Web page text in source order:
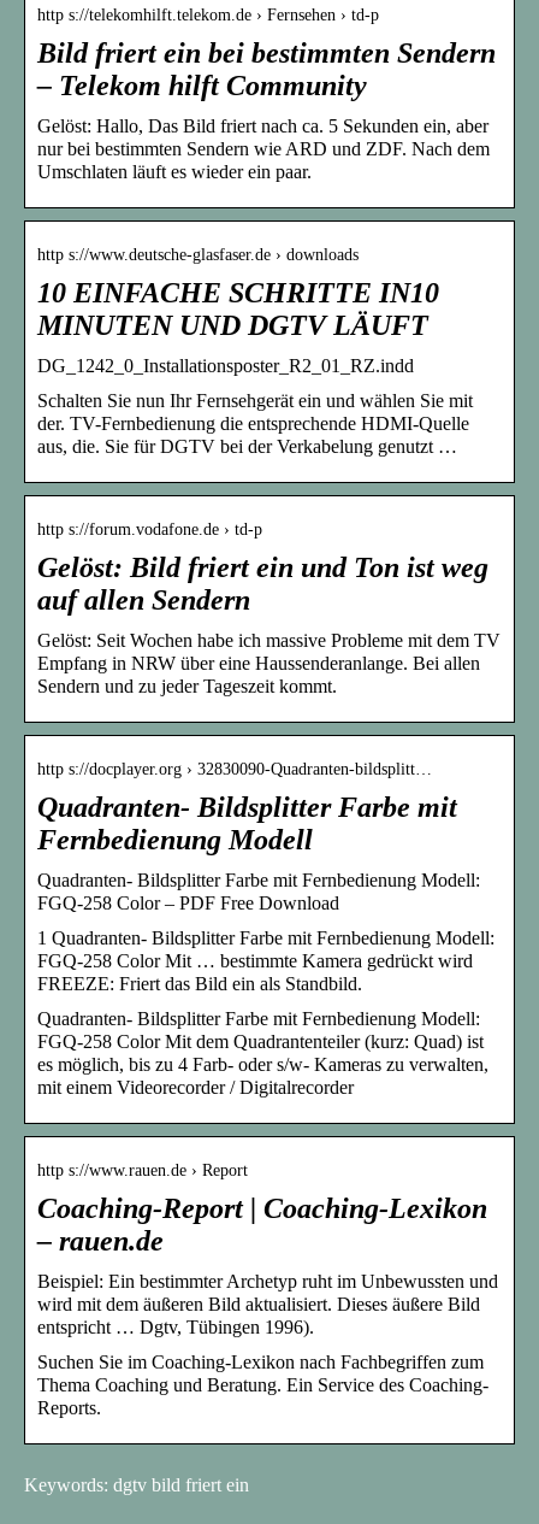
http s://telekomhilft.telekom.de › Fernsehen › td-p
Bild friert ein bei bestimmten Sendern
– Telekom hilft Community
Gelöst: Hallo, Das Bild friert nach ca. 5 Sekunden ein, aber
nur bei bestimmten Sendern wie ARD und ZDF. Nach dem
Umschlaten läuft es wieder ein paar.
http s://www.deutsche-glasfaser.de › downloads
10 EINFACHE SCHRITTE IN10
MINUTEN UND DGTV LÄUFT
DG_1242_0_Installationsposter_R2_01_RZ.indd
Schalten Sie nun Ihr Fernsehgerät ein und wählen Sie mit
der. TV-Fernbedienung die entsprechende HDMI-Quelle
aus, die. Sie für DGTV bei der Verkabelung genutzt …
http s://forum.vodafone.de › td-p
Gelöst: Bild friert ein und Ton ist weg
auf allen Sendern
Gelöst: Seit Wochen habe ich massive Probleme mit dem TV
Empfang in NRW über eine Haussenderanlange. Bei allen
Sendern und zu jeder Tageszeit kommt.
http s://docplayer.org › 32830090-Quadranten-bildsplitt…
Quadranten- Bildsplitter Farbe mit
Fernbedienung Modell
Quadranten- Bildsplitter Farbe mit Fernbedienung Modell:
FGQ-258 Color – PDF Free Download
1 Quadranten- Bildsplitter Farbe mit Fernbedienung Modell:
FGQ-258 Color Mit … bestimmte Kamera gedrückt wird
FREEZE: Friert das Bild ein als Standbild.
Quadranten- Bildsplitter Farbe mit Fernbedienung Modell:
FGQ-258 Color Mit dem Quadrantenteiler (kurz: Quad) ist
es möglich, bis zu 4 Farb- oder s/w- Kameras zu verwalten,
mit einem Videorecorder / Digitalrecorder
http s://www.rauen.de › Report
Coaching-Report | Coaching-Lexikon
– rauen.de
Beispiel: Ein bestimmter Archetyp ruht im Unbewussten und
wird mit dem äußeren Bild aktualisiert. Dieses äußere Bild
entspricht … Dgtv, Tübingen 1996).
Suchen Sie im Coaching-Lexikon nach Fachbegriffen zum
Thema Coaching und Beratung. Ein Service des Coaching-
Reports.
Keywords: dgtv bild friert ein